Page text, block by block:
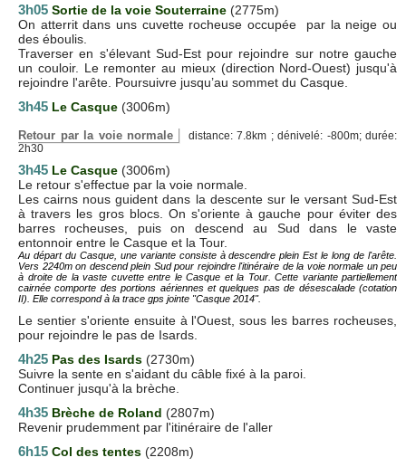
3h05 Sortie de la voie Souterraine (2775m)
On atterrit dans uns cuvette rocheuse occupée par la neige ou
des éboulis.
Traverser en s'élevant Sud-Est pour rejoindre sur notre gauche
un couloir. Le remonter au mieux (direction Nord-Ouest) jusqu'à
rejoindre l'arête. Poursuivre jusqu’au sommet du Casque.
3h45 Le Casque (3006m)
Retour par la voie normale
distance: 7.8km ; dénivelé: -800m; durée:
2h30
3h45 Le Casque (3006m)
Le retour s'effectue par la voie normale.
Les cairns nous guident dans la descente sur le versant Sud-Est
à travers les gros blocs. On s'oriente à gauche pour éviter des
barres rocheuses, puis on descend au Sud dans le vaste
entonnoir entre le Casque et la Tour.
Au départ du Casque, une variante consiste à descendre plein Est le long de l'arête.
Vers 2240m on descend plein Sud pour rejoindre l'itinéraire de la voie normale un peu
à droite de la vaste cuvette entre le Casque et la Tour. Cette variante partiellement
cairnée comporte des portions aériennes et quelques pas de désescalade (cotation
II). Elle correspond à la trace gps jointe "Casque 2014".
Le sentier s'oriente ensuite à l'Ouest, sous les barres rocheuses,
pour rejoindre le pas de Isards.
4h25 Pas des Isards (2730m)
Suivre la sente en s'aidant du câble fixé à la paroi.
Continuer jusqu'à la brèche.
4h35 Brèche de Roland (2807m)
Revenir prudemment par l'itinéraire de l'aller
6h15 Col des tentes (2208m)